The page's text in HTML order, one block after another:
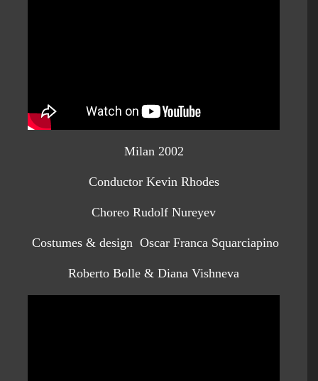
Milan 2002
Conductor Kevin Rhodes
Choreo Rudolf Nureyev
Costumes & design Oscar Franca Squarciapino
Roberto Bolle & Diana Vishneva